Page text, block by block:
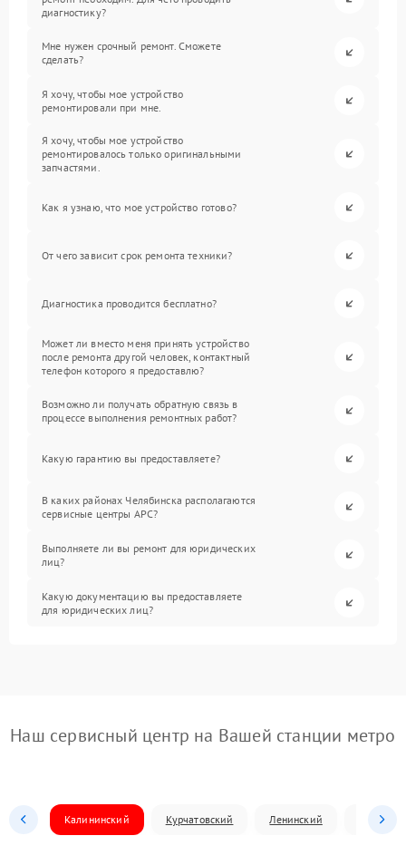
диагностику?
Мне нужен срочный ремонт. Сможете
сделать?
Я хочу, чтобы мое устройство
ремонтировали при мне.
Я хочу, чтобы мое устройство
ремонтировалось только оригинальными
запчастями.
Как я узнаю, что мое устройство готово?
От чего зависит срок ремонта техники?
Диагностика проводится бесплатно?
Может ли вместо меня принять устройство
после ремонта другой человек, контактный
телефон которого я предоставлю?
Возможно ли получать обратную связь в
процессе выполнения ремонтных работ?
Какую гарантию вы предоставляете?
В каких районах Челябинска располагаются
сервисные центры APC?
Выполняете ли вы ремонт для юридических
лиц?
Какую документацию вы предоставляете
для юридических лиц?
Наш сервисный центр на Вашей станции метро
Калининский Курчатовский Ленинский